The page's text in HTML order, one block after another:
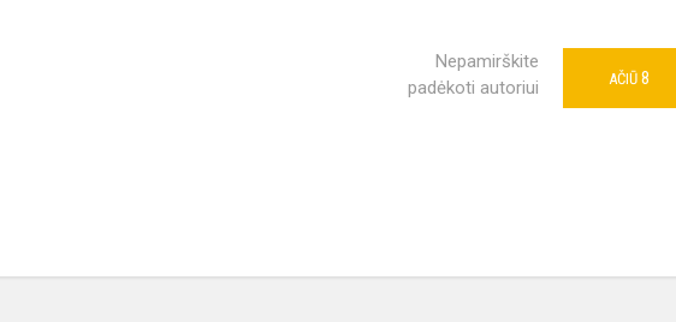
Nepamirškite
padėkoti autoriui
AČIŪ 8